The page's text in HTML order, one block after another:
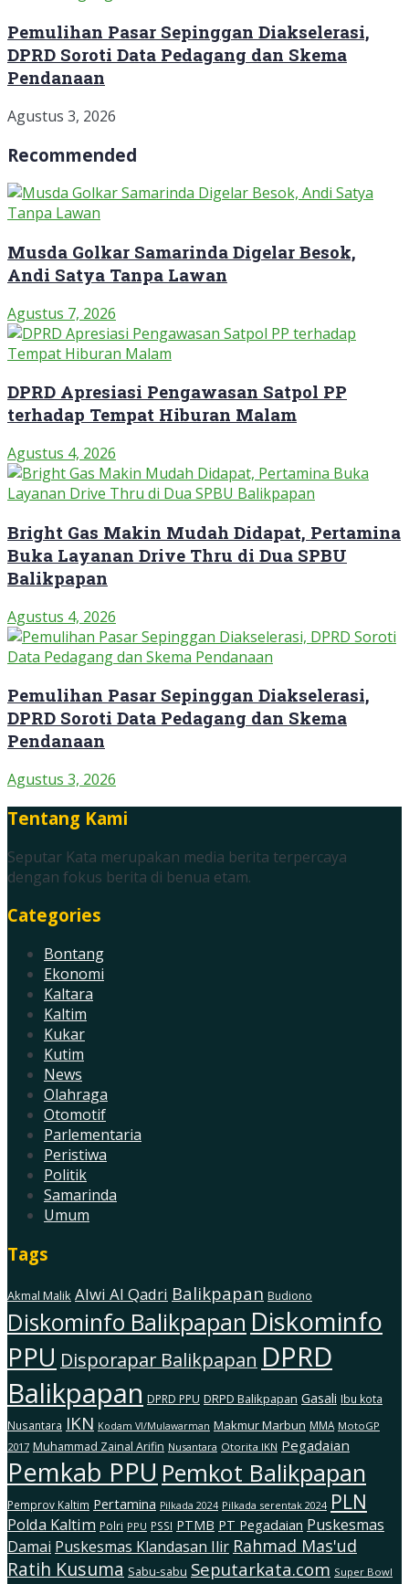
Pemulihan Pasar Sepinggan Diakselerasi,
DPRD Soroti Data Pedagang dan Skema
Pendanaan
Agustus 3, 2026
Recommended
Musda Golkar Samarinda Digelar Besok,
Andi Satya Tanpa Lawan
Agustus 7, 2026
DPRD Apresiasi Pengawasan Satpol PP
terhadap Tempat Hiburan Malam
Agustus 4, 2026
Bright Gas Makin Mudah Didapat, Pertamina
Buka Layanan Drive Thru di Dua SPBU
Balikpapan
Agustus 4, 2026
Pemulihan Pasar Sepinggan Diakselerasi,
DPRD Soroti Data Pedagang dan Skema
Pendanaan
Agustus 3, 2026
Tentang Kami
Seputar Kata merupakan media berita terpercaya
dengan fokus berita di benua etam.
Categories
Bontang
Ekonomi
Kaltara
Kaltim
Kukar
Kutim
News
Olahraga
Otomotif
Parlementaria
Peristiwa
Politik
Samarinda
Umum
Tags
Akmal Malik Alwi Al Qadri Balikpapan Budiono
Diskominfo Balikpapan Diskominfo
PPU Disporapar Balikpapan DPRD
Balikpapan DPRD PPU DRPD Balikpapan Gasali Ibu kota
Nusantara IKN Kodam Vl/Mulawarman Makmur Marbun MMA MotoGP
2017 Muhammad Zainal Arifin Nusantara Otorita IKN Pegadaian
Pemkab PPU Pemkot Balikpapan
Pemprov Kaltim Pertamina Pilkada 2024 Pilkada serentak 2024 PLN
Polda Kaltim Polri PPU PSSI PTMB PT Pegadaian Puskesmas
Damai Puskesmas Klandasan Ilir Rahmad Mas'ud
Ratih Kusuma Sabu-sabu Seputarkata.com Super Bowl